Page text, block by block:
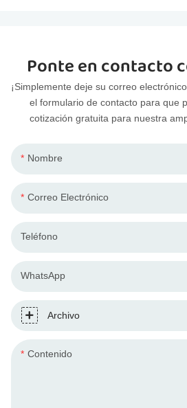
Ponte en contacto
¡Simplemente deje su correo
el formulario de contacto para que
cotización gratuita para nuestra
Nombre
Correo Electrónico
Teléfono
WhatsApp
Archivo
Contenido